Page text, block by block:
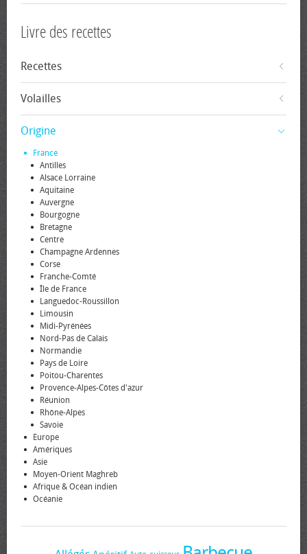
Livre des recettes
Recettes
Volailles
Origine
France
Antilles
Alsace Lorraine
Aquitaine
Auvergne
Bourgogne
Bretagne
Centre
Champagne Ardennes
Corse
Franche-Comté
Île de France
Languedoc-Roussillon
Limousin
Midi-Pyrénées
Nord-Pas de Calais
Normandie
Pays de Loire
Poitou-Charentes
Provence-Alpes-Côtes d'azur
Réunion
Rhône-Alpes
Savoie
Europe
Amériques
Asie
Moyen-Orient Maghreb
Afrique & Océan indien
Océanie